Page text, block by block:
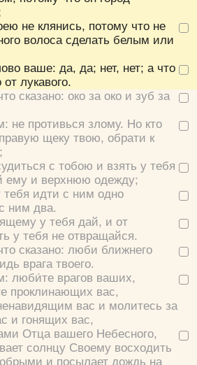
не клянись, потому что не
волоса сделать белым или
ваше: да, да; нет, нет; а что
от лукавого.
сказано: око за око и зуб за
не противься злому. Но кто
щеку твою, обрати к
с тобою и взять у тебя
ему и верхнюю одежду;
тебя идти с ним одно
ним два.
у тебя дай, и от
у тебя не отвращайся.
сказано: люби ближнего
врага твоего.
люби́те врагов ваших,
проклинающих вас,
вас и молитесь за
и гонящих вас,
Отца вашего Небесного,
солнцу Своему восходить
и посылает дождь на